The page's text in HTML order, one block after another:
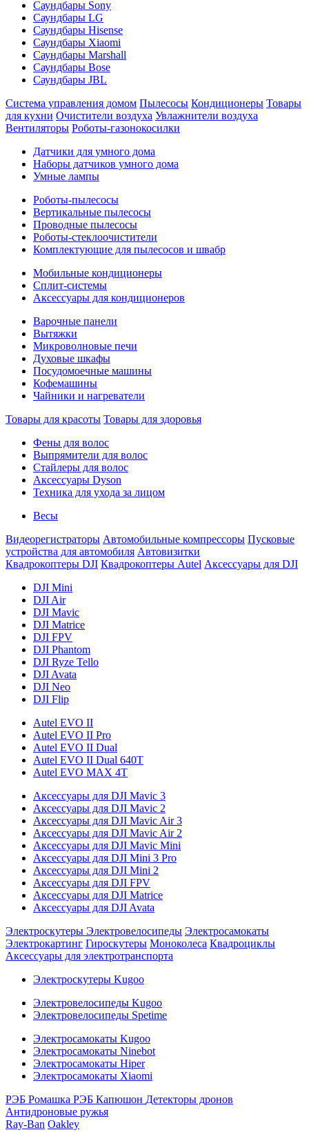
Саундбары Sony
Саундбары LG
Саундбары Hisense
Саундбары Xiaomi
Саундбары Marshall
Саундбары Bose
Саундбары JBL
Система управления домом Пылесосы Кондиционеры Товары
для кухни Очистители воздуха Увлажнители воздуха
Вентиляторы Роботы-газонокосилки
Датчики для умного дома
Наборы датчиков умного дома
Умные лампы
Роботы-пылесосы
Вертикальные пылесосы
Проводные пылесосы
Роботы-стеклоочистители
Комплектующие для пылесосов и швабр
Мобильные кондиционеры
Сплит-системы
Аксессуары для кондиционеров
Варочные панели
Вытяжки
Микроволновые печи
Духовые шкафы
Посудомоечные машины
Кофемашины
Чайники и нагреватели
Товары для красоты Товары для здоровья
Фены для волос
Выпрямители для волос
Стайлеры для волос
Аксессуары Dyson
Техника для ухода за лицом
Весы
Видеорегистраторы Автомобильные компрессоры Пусковые
устройства для автомобиля Автовизитки
Квадрокоптеры DJI Квадрокоптеры Autel Аксессуары для DJI
DJI Mini
DJI Air
DJI Mavic
DJI Matrice
DJI FPV
DJI Phantom
DJI Ryze Tello
DJI Avata
DJI Neo
DJI Flip
Autel EVO II
Autel EVO II Pro
Autel EVO II Dual
Autel EVO II Dual 640T
Autel EVO MAX 4T
Аксессуары для DJI Mavic 3
Аксессуары для DJI Mavic 2
Аксессуары для DJI Mavic Air 3
Аксессуары для DJI Mavic Air 2
Аксессуары для DJI Mavic Mini
Аксессуары для DJI Mini 3 Pro
Аксессуары для DJI Mini 2
Аксессуары для DJI FPV
Аксессуары для DJI Matrice
Аксессуары для DJI Avata
Электроскутеры Электровелосипеды Электросамокаты
Электрокартинг Гироскутеры Моноколеса Квадроциклы
Аксессуары для электротранспорта
Электроскутеры Kugoo
Электровелосипеды Kugoo
Электровелосипеды Spetime
Электросамокаты Kugoo
Электросамокаты Ninebot
Электросамокаты Hiper
Электросамокаты Xiaomi
РЭБ Ромашка РЭБ Капюшон Детекторы дронов
Антидроновые ружья
Ray-Ban Oakley